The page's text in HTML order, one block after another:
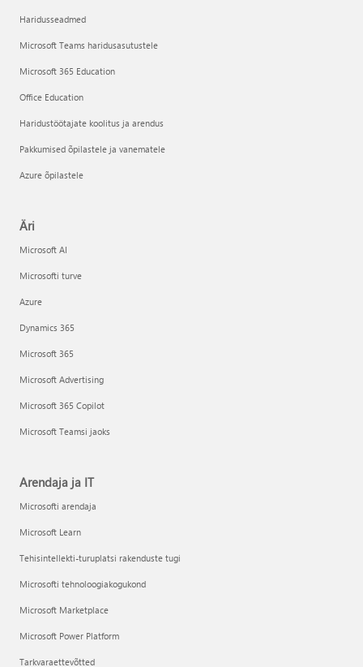
Haridusseadmed
Microsoft Teams haridusasutustele
Microsoft 365 Education
Office Education
Haridustöötajate koolitus ja arendus
Pakkumised õpilastele ja vanematele
Azure õpilastele
Äri
Microsoft AI
Microsofti turve
Azure
Dynamics 365
Microsoft 365
Microsoft Advertising
Microsoft 365 Copilot
Microsoft Teamsi jaoks
Arendaja ja IT
Microsofti arendaja
Microsoft Learn
Tehisintellekti-turuplatsi rakenduste tugi
Microsofti tehnoloogiakogukond
Microsoft Marketplace
Microsoft Power Platform
Tarkvaraettevõtted